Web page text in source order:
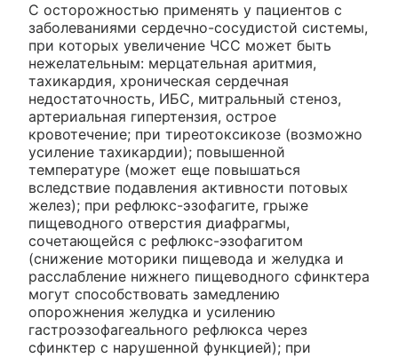
C осторожностью применять у пациентов с
заболеваниями сердечно-сосудистой системы,
при которых увеличение ЧСС может быть
нежелательным: мерцательная аритмия,
тахикардия, хроническая сердечная
недостаточность, ИБС, митральный стеноз,
артериальная гипертензия, острое
кровотечение; при тиреотоксикозе (возможно
усиление тахикардии); повышенной
температуре (может еще повышаться
вследствие подавления активности потовых
желез); при рефлюкс-эзофагите, грыже
пищеводного отверстия диафрагмы,
сочетающейся с рефлюкс-эзофагитом
(снижение моторики пищевода и желудка и
расслабление нижнего пищеводного сфинктера
могут способствовать замедлению
опорожнения желудка и усилению
гастроэзофагеального рефлюкса через
сфинктер с нарушенной функцией); при